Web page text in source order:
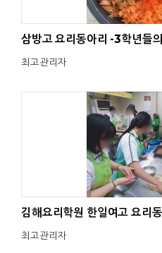
삼방고 요리동아리 -3학년들
최고관리자
김해요리학원 한일여고 요
최고관리자